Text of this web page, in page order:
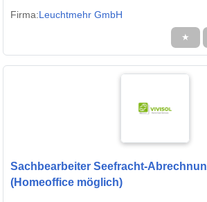
Firma:Leuchtmehr GmbH
★
Sachbearbeiter Seefracht-
(Homeoffice möglich)